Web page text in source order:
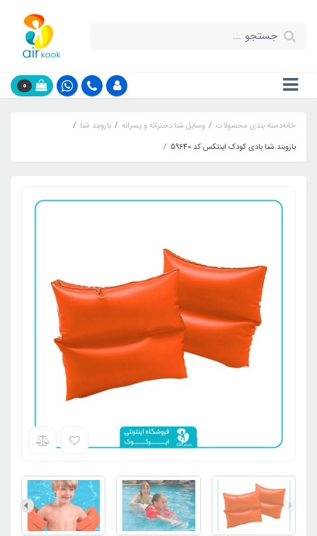
0
خانهدسته بندی محصولات وسایل شنا دخترانه و پسرانه
بازوبند شنا
بازوبند شنا بادی کودک اینتکس کد 59640